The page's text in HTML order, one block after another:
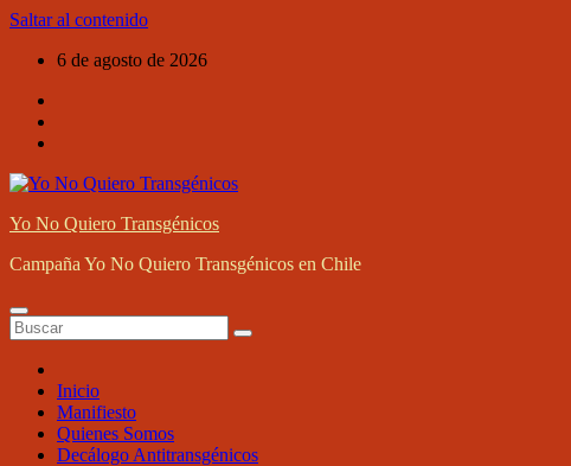
Saltar al contenido
6 de agosto de 2026
Yo No Quiero Transgénicos
Campaña Yo No Quiero Transgénicos en Chile
Inicio
Manifiesto
Quienes Somos
Decálogo Antitransgénicos